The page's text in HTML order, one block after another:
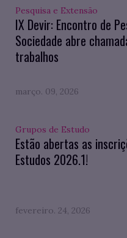
Pesquisa e Extensão
IX Devir: Encontro de
Sociedade abre
trabalhos
março. 09, 2026
Grupos de Estudo
Estão abertas as
Estudos 2026.1!
fevereiro. 24, 2026